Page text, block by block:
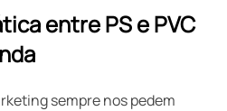
entre PS e PVC
sempre nos pedem